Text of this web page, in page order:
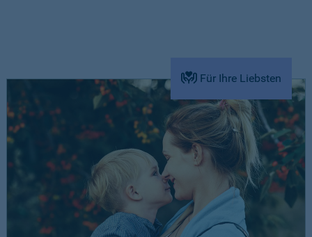
Für Ihre Liebsten